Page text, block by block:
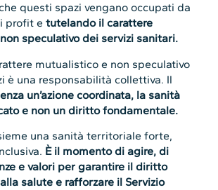
questi spazi vengano occupati da
profit etutelando il carattere
speculativo dei servizi sanitari.
mutualistico e non speculativo
è una responsabilità collettiva. Il
un’azione coordinata, la sanità
e non un diritto fondamentale.
una sanità territoriale forte,
È il momento di agire, di
e valori per garantire il diritto
salute e rafforzare il Servizio